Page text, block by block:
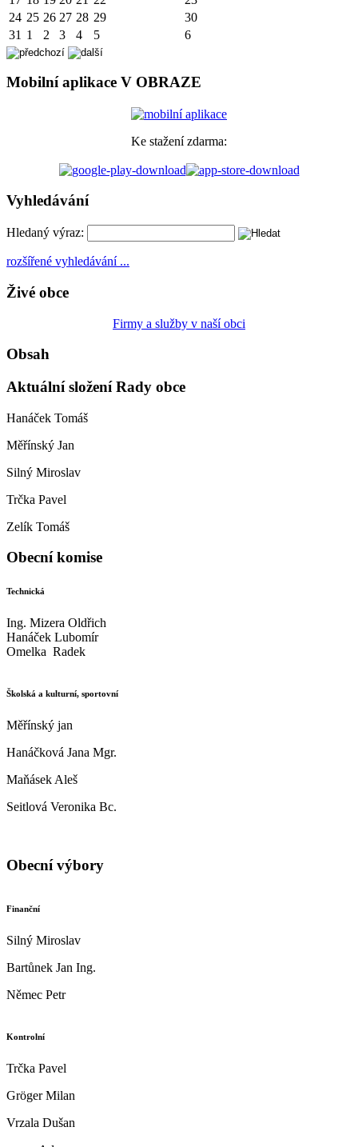
24 25 26 27 28 29
30
31 1 2 3 4 5 6
Mobilní aplikace V OBRAZE
Ke stažení zdarma:
Vyhledávání
Hledaný výraz:
rozšířené vyhledávání ...
Živé obce
Firmy a služby v naší obci
Obsah
Aktuální složení Rady obce
Hanáček Tomáš
Měřínský Jan
Silný Miroslav
Trčka Pavel
Zelík Tomáš
Obecní komise
Technická
Ing. Mizera Oldřich
Hanáček Lubomír
Omelka Radek
Školská a kulturní, sportovní
Měřínský jan
Hanáčková Jana Mgr.
Maňásek Aleš
Seitlová Veronika Bc.
Obecní výbory
Finanční
Silný Miroslav
Bartůnek Jan Ing.
Němec Petr
Kontrolní
Trčka Pavel
Gröger Milan
Vrzala Dušan